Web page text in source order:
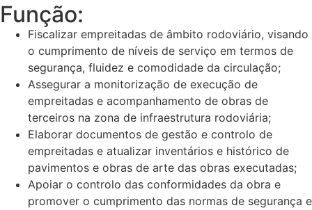
Função:
Fiscalizar empreitadas de âmbito rodoviário, visando
o cumprimento de níveis de serviço em termos de
segurança, fluidez e comodidade da circulação;
Assegurar a monitorização de execução de
empreitadas e acompanhamento de obras de
terceiros na zona de infraestrutura rodoviária;
Elaborar documentos de gestão e controlo de
empreitadas e atualizar inventários e histórico de
pavimentos e obras de arte das obras executadas;
Apoiar o controlo das conformidades da obra e
promover o cumprimento das normas de segurança e